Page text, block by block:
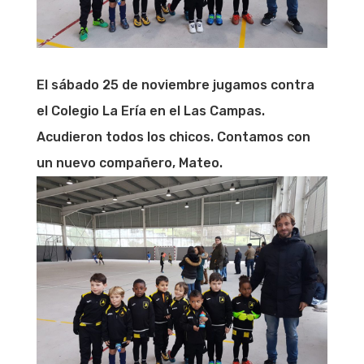
El sábado 25 de noviembre jugamos contra
el Colegio La Ería en el Las Campas.
Acudieron todos los chicos. Contamos con
un nuevo compañero, Mateo.